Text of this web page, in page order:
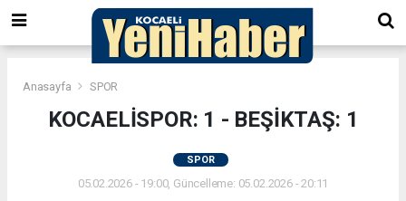
Anasayfa SPOR
KOCAELİSPOR: 1 - BEŞİKTAŞ: 1
SPOR
05.02.2026 - 19:00, Güncelleme: 05.02.2026 - 20:11